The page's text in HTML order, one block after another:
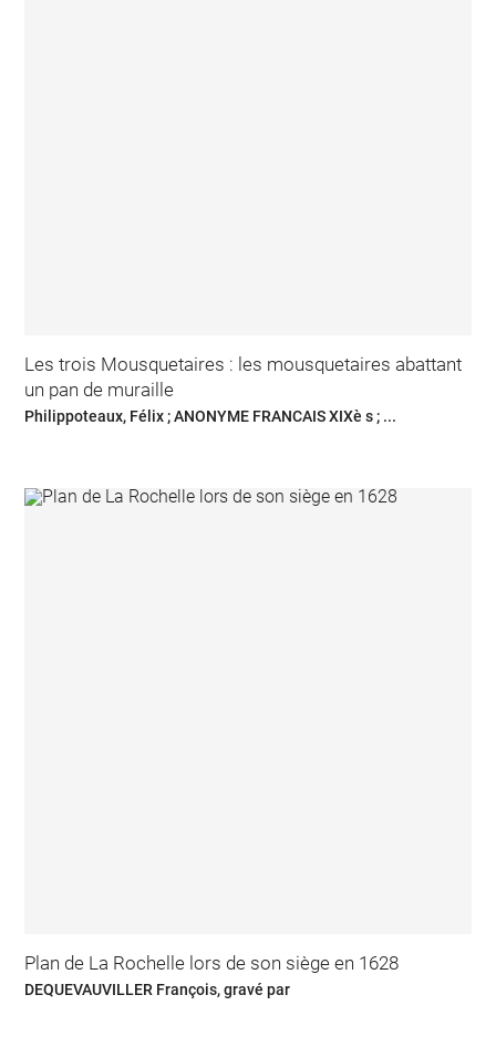
Les trois Mousquetaires : les mousquetaires abattant
un pan de muraille
Philippoteaux, Félix ; ANONYME FRANCAIS XIXè s ; ...
Plan de La Rochelle lors de son siège en 1628
DEQUEVAUVILLER François, gravé par